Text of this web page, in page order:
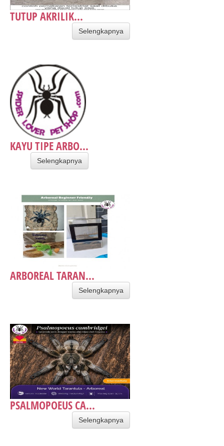
TUTUP AKRILIK...
Selengkapnya
KAYU TIPE ARBO...
Selengkapnya
ARBOREAL TARAN...
Selengkapnya
PSALMOPOEUS CA...
Selengkapnya